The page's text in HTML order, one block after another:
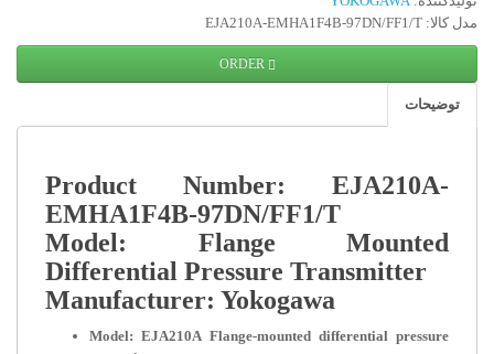
Product Number:
EMHA1F4B-97DN/FF1/
Model: Flange
Differential Pressure
Manufacturer: Yokogawa
Model: EJA210A Flange-mounted